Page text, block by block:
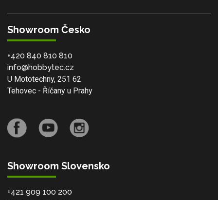
Showroom Česko
+420 840 810 810
info@hobbytec.cz
U Mototechny, 251 62
Tehovec - Říčany u Prahy
Showroom Slovensko
+421 909 100 200